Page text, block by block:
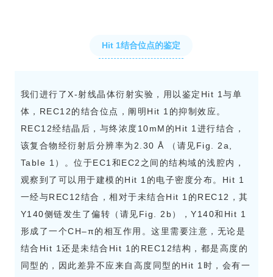
Hit 1结合位点的鉴定
我们进行了X-射线晶体衍射实验，用以鉴定Hit 1与单
体，REC12的结合位点，阐明Hit 1的抑制效应。
REC12经结晶后，与终浓度10mM的Hit 1进行结合，
该复合物经衍射后分辨率为2.30 Å （请见Fig. 2a,
Table 1）。位于EC1和EC2之间的结构域的浅腔内，
观察到了可以用于建模的Hit 1的电子密度分布。Hit 1
一经与REC12结合，相对于未结合Hit 1的REC12，其
Y140侧链发生了偏转（请见Fig. 2b），Y140和Hit 1
形成了一个CH–π的相互作用。这里需要注意，无论是
结合Hit 1还是未结合Hit 1的REC12结构，都是高度的
同型的，因此差异不应来自高度同型的Hit 1时，会有一